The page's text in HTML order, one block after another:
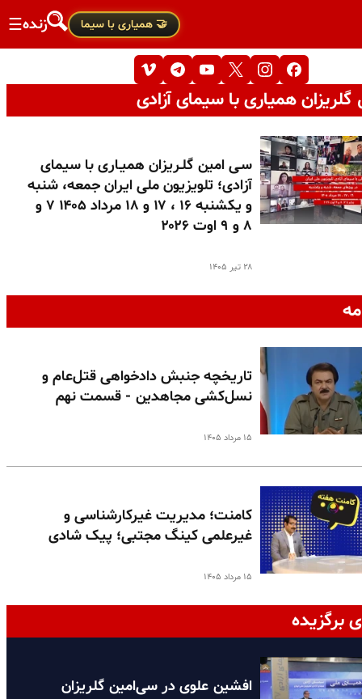
🤝 همیاری با سیما زنده☰
همیاری با سیمای آزادی
سـی امین گلـریزان همیـاری با سیمای
آزادی؛ تلویزیون ملی ایران جمعه، شنبه
و یکشنبه ۱۶ ، ۱۷ و ۱۸ مرداد ۱۴۰۵ ۷ و
۸ و ۹ اوت ۲۰۲۶
۲۸ تیر ۱۴۰۵
تاریخچه جنبش دادخواهی قتل‌عام و
نسل‌کشی مجاهدین - قسمت نهم
۱۵ مرداد ۱۴۰۵
کامنت؛ مدیریت غیرکارشناسی و
غیرعلمی کینگ مجتبی؛ پیک شادی
۱۵ مرداد ۱۴۰۵
برگزیده
افشین علوی در سی‌امین گلریزان